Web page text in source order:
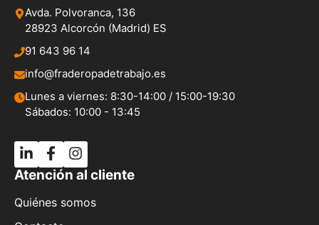
Avda. Polvoranca, 136
28923 Alcorcón (Madrid) ES
91 643 96 14
info@fraderopadetrabajo.es
Lunes a viernes: 8:30-14:00 / 15:00-19:30
Sábados: 10:00 - 13:45
Atención al cliente
Quiénes somos